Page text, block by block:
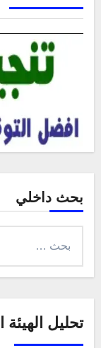
بحث داخلي
عن:
تحليل